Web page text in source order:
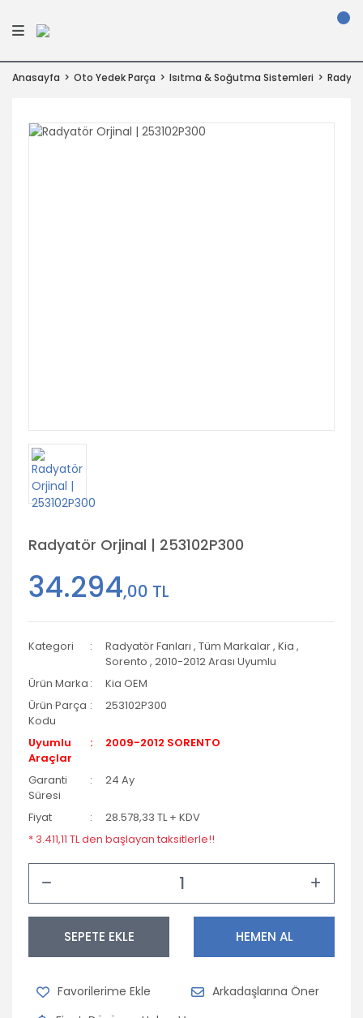
Anasayfa Oto Yedek Parça Isıtma & Soğutma Sistemleri
Radyatör Orjinal | 253102P300
34.294,00 TL
Kategori Radyatör Fanları , Tüm Markalar, Kia ,
Sorento , 2010-2012 Arası Uyumlu
Ürün Marka
Kia OEM
Ürün Parça
Kodu
253102P300
Uyumlu
Araçlar
2009-2012 SORENTO
Garanti
Süresi
24 Ay
Fiyat
28.578,33 TL + KDV
* 3.411,11 TL den başlayan taksitlerle!!
SEPETE EKLE HEMEN AL
Arkadaşlarına Öner